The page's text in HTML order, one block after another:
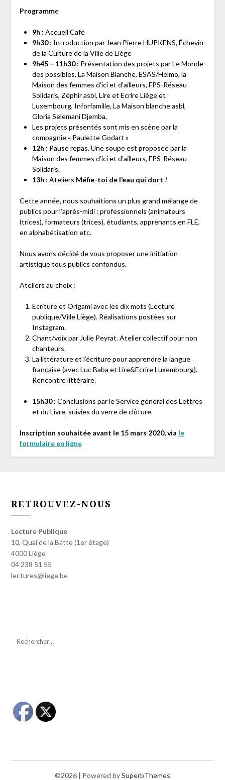
Programme
9h : Accueil Café
9h30: Introduction par Jean Pierre HUPKENS, Échevin
de la Culture de la Ville de Liège
9h45 – 11h30: Présentation des projets par Le Monde
des possibles, La Maison Blanche, ESAS/Helmo, la
Maison des femmes d’ici et d’ailleurs, FPS-Réseau
Solidaris, Zéphir asbl, Lire et Ecrire Liège et
Luxembourg, Inforfamille, La Maison blanche asbl,
Gloria Selemani Djemba,
Les projets présentés sont mis en scène par la
compagnie « Paulette Godart »
12h : Pause repas. Une soupe est proposée par la
Maison des femmes d’ici et d’ailleurs, FPS-Réseau
Solidaris.
13h : Ateliers Méfie-toi de l’eau qui dort !
Cette année, nous souhaitions un plus grand mélange de
publics pour l’après-midi : professionnels (animateurs
(trices), formateurs (trices), étudiants, apprenants en FLE,
en alphabétisation etc.
Nous avons décidé de vous proposer une initiation
artistique tous publics confondus.
Ateliers au choix :
Ecriture et Origami avec les dix mots (Lecture
publique/Ville Liège). Réalisations postées sur
Instagram.
Chant/voix par Julie Peyrat. Atelier collectif pour non
chanteurs.
La littérature et l’écriture pour apprendre la langue
française (avec Luc Baba et Lire&Ecrire Luxembourg).
Rencontre littéraire.
15h30: Conclusions par le Service général des Lettres
et du Livre, suivies du verre de clôture.
Inscription souhaitée avant le 15 mars 2020, via le
formulaire en ligne
RETROUVEZ-NOUS
Lecture Publique
10, Quai de la Batte (1er étage)
4000 Liège
04 238 51 55
lectures@liege.be
©2026 | Powered bySuperbThemes